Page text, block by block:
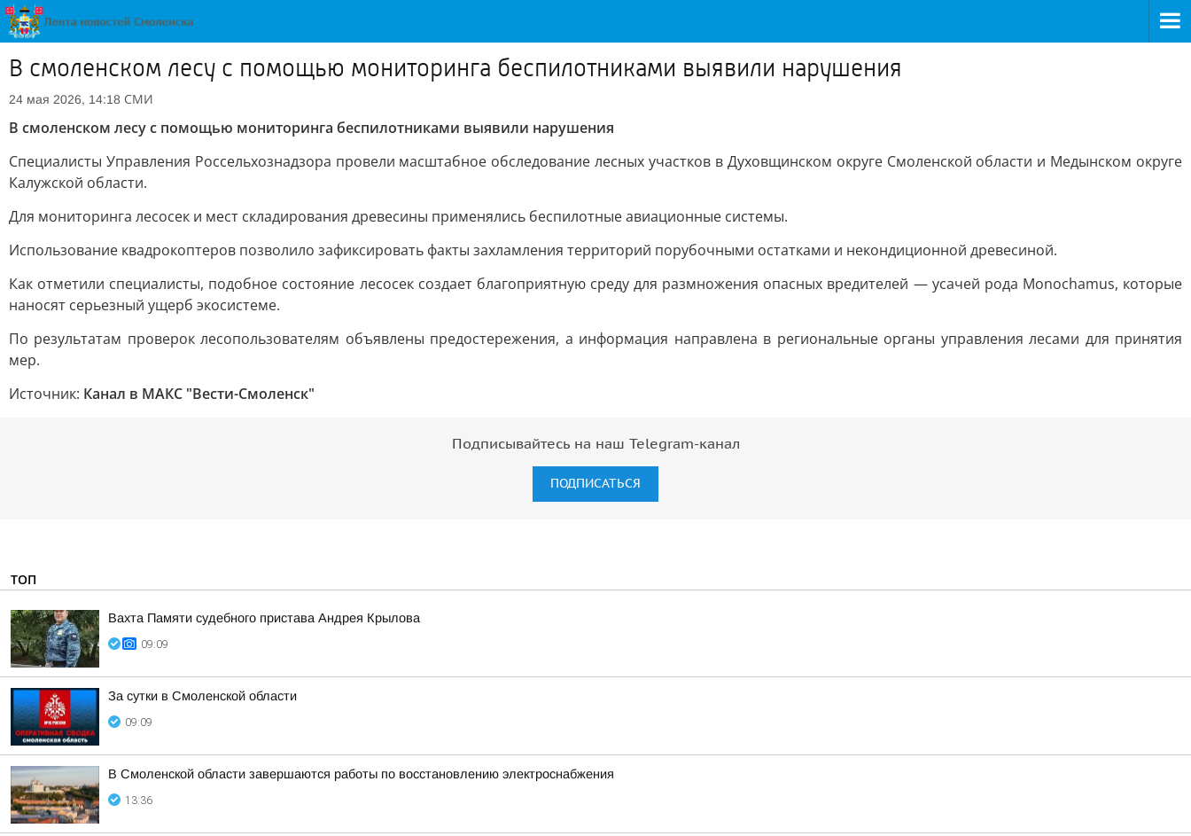
В смоленском лесу с помощью мониторинга беспилотниками выявили нарушения
24 мая 2026, 14:18 СМИ
В смоленском лесу с помощью мониторинга беспилотниками выявили нарушения
Специалисты Управления Россельхознадзора провели масштабное обследование лесных участков в Духовщинском округе Смоленской области и Медынском округе
Калужской области.
Для мониторинга лесосек и мест складирования древесины применялись беспилотные авиационные системы.
Использование квадрокоптеров позволило зафиксировать факты захламления территорий порубочными остатками и некондиционной древесиной.
Как отметили специалисты, подобное состояние лесосек создает благоприятную среду для размножения опасных вредителей — усачей рода Monochamus, которые
наносят серьезный ущерб экосистеме.
По результатам проверок лесопользователям объявлены предостережения, а информация направлена в региональные органы управления лесами для принятия
мер.
Источник: Канал в МАКС "Вести-Смоленск"
Подписывайтесь на наш Telegram-канал
ПОДПИСАТЬСЯ
ТОП
Вахта Памяти судебного пристава Андрея Крылова
09:09
За сутки в Смоленской области
09:09
В Смоленской области завершаются работы по восстановлению электроснабжения
13:36